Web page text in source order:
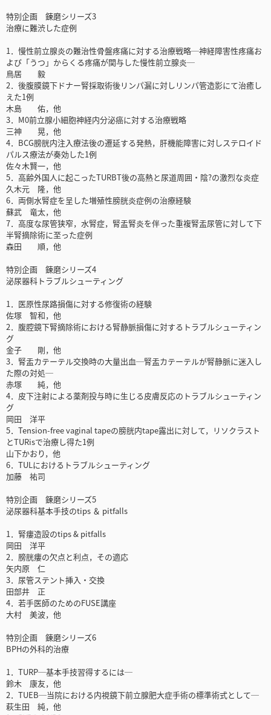
特別企画 錬磨シリーズ3
治療に難渋した症例
1．慢性前立腺炎の難治性骨盤疼痛に対する治療戦略─神経障害性疼痛お
よび「うつ」からくる疼痛が関与した慢性前立腺炎─
鳥居 毅
2．後腹膜鏡下ドナー腎採取術後リンパ漏に対しリンパ管造影にて治癒し
えた1例
木島 佑，他
3．M0前立腺小細胞神経内分泌癌に対する治療戦略
三神 晃，他
4．BCG膀胱内注入療法後の遷延する発熱，肝機能障害に対しステロイド
パルス療法が奏効した1例
佐々木賢一，他
5．高齢外国人に起こったTURBT後の高熱と尿道周囲・陰?の激烈な炎症
久木元 隆，他
6．両側水腎症を呈した増殖性膀胱炎症例の治療経験
蘇武 竜太，他
7．高度な尿管狭窄，水腎症，腎盂腎炎を伴った重複腎盂尿管に対して下
半腎摘除術に至った症例
森田 順，他
特別企画 錬磨シリーズ4
泌尿器科トラブルシューティング
1．医原性尿路損傷に対する修復術の経験
佐塚 智和，他
2．腹腔鏡下腎摘除術における腎静脈損傷に対するトラブルシューティン
グ
金子 剛，他
3．腎盂カテーテル交換時の大量出血─腎盂カテーテルが腎静脈に迷入し
た際の対処─
赤塚 純，他
4．皮下注射による薬剤投与時に生じる皮膚反応のトラブルシューティン
グ
岡田 洋平
5．Tension-free vaginal tapeの膀胱内tape露出に対して，リソクラスト
とTURisで治療し得た1例
山下かおり，他
6．TULにおけるトラブルシューティング
加藤 祐司
特別企画 錬磨シリーズ5
泌尿器科基本手技のtips ＆ pitfalls
1．腎瘻造設のtips & pitfalls
岡田 洋平
2．膀胱瘻の欠点と利点，その適応
矢内原 仁
3．尿管ステント挿入・交換
田部井 正
4．若手医師のためのFUSE講座
大村 美波，他
特別企画 錬磨シリーズ6
BPHの外科的治療
1．TURP─基本手技習得するには─
鈴木 康友，他
2．TUEB─当院における内視鏡下前立腺肥大症手術の標準術式として─
萩生田 純，他